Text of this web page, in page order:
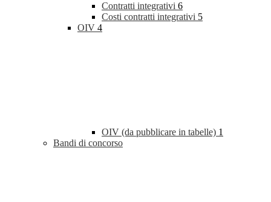
Contratti integrativi 6
Costi contratti integrativi 5
OIV 4
OIV (da pubblicare in tabelle) 1
Bandi di concorso